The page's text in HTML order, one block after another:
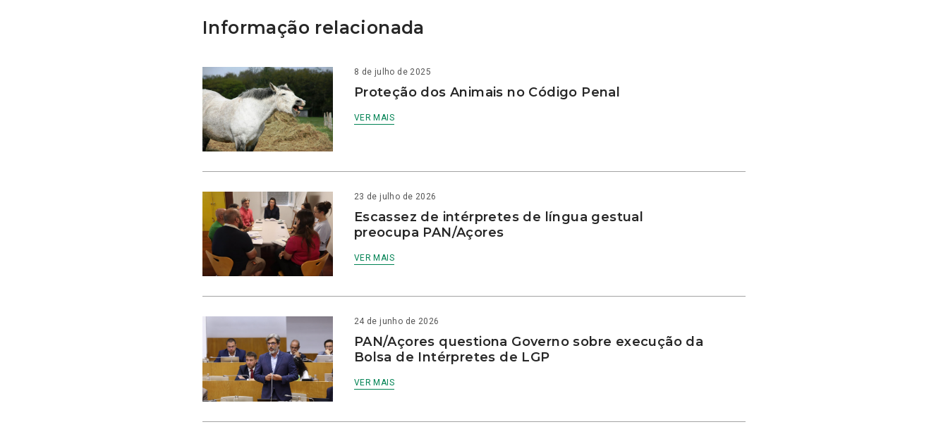
Informação relacionada
8 de julho de 2025
Proteção dos Animais no Código Penal
VER MAIS
23 de julho de 2026
Escassez de intérpretes de língua gestual
preocupa PAN/Açores
VER MAIS
24 de junho de 2026
PAN/Açores questiona Governo sobre execução da
Bolsa de Intérpretes de LGP
VER MAIS